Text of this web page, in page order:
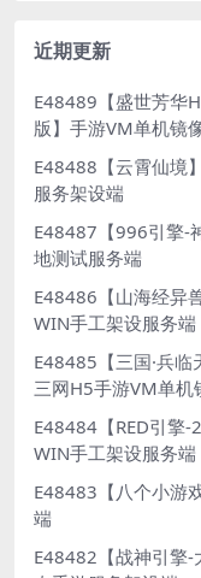
近期更新
E48489【盛世芳华
版】手游VM单机镜
E48488【云霄仙境
服务架设端
E48487【996引擎-
地测试服务端
E48486【山海经异
WIN手工架设服务端
E48485【三国·兵临
三网H5手游VM单
E48484【RED引擎
WIN手工架设服务端
E48483【八个小游
端
E48482【战神引擎